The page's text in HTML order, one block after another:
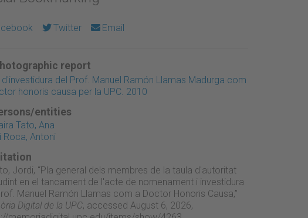
Twitter Email
report
del Prof. Manuel Ramón Llamas Madurga com
honoris causa per la UPC. 2010
entities
Tato, Ana
Roca, Antoni
Jordi, “Pla general dels membres de la taula d'autoritat
en el tancament de l'acte de nomenament i investidura
Manuel Ramón Llamas com a Doctor Honoris Causa,”
Digital de la UPC, accessed August 6, 2026,